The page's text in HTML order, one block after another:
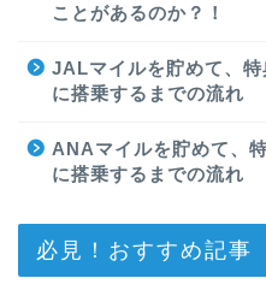
ことがあるのか？！
JALマイルを貯めて、
に搭乗するまでの流れ
ANAマイルを貯めて、
に搭乗するまでの流れ
必見！おすすめ記事